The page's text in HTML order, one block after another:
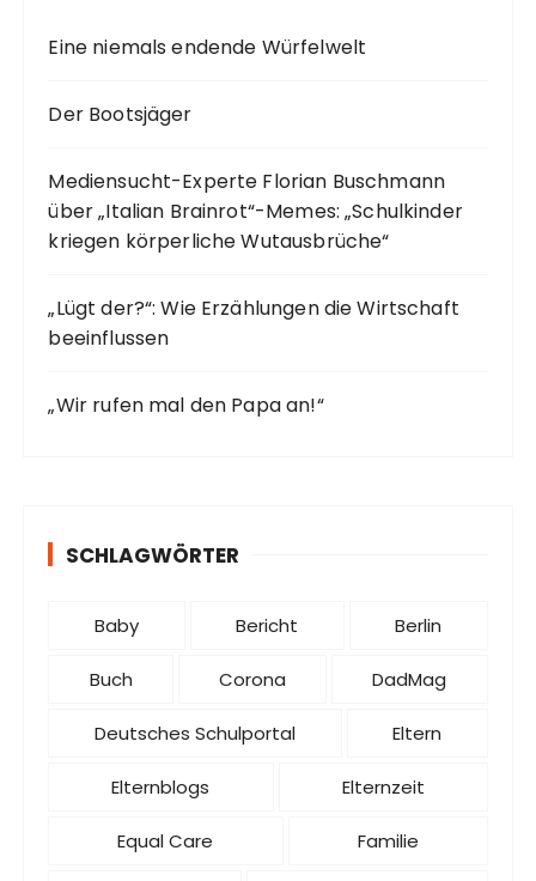
Eine niemals endende Würfelwelt
Der Bootsjäger
Mediensucht-Experte Florian Buschmann
über „Italian Brainrot“-Memes: „Schulkinder
kriegen körperliche Wutausbrüche“
„Lügt der?“: Wie Erzählungen die Wirtschaft
beeinflussen
„Wir rufen mal den Papa an!“
SCHLAGWÖRTER
Baby Bericht Berlin
Buch Corona DadMag
Deutsches Schulportal Eltern
Elternblogs Elternzeit
Equal Care Familie